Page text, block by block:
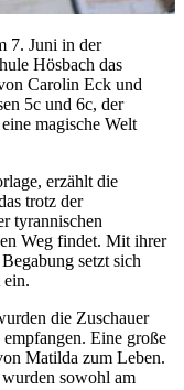
7. Juni in der
Hösbach das
Carolin Eck und
5c und 6c, der
magische Welt
erzählt die
trotz der
tyrannischen
Weg findet. Mit ihrer
setzt sich
die Zuschauer
Eine große
Matilda zum Leben.
sowohl am